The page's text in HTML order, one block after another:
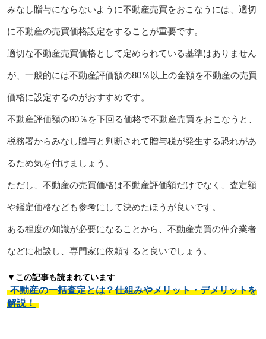
みなし贈与にならないように不動産売買をおこなうには、適切
に不動産の売買価格設定をすることが重要です。
適切な不動産売買価格として定められている基準はありません
が、一般的には不動産評価額の80％以上の金額を不動産の売買
価格に設定するのがおすすめです。
不動産評価額の80％を下回る価格で不動産売買をおこなうと、
税務署からみなし贈与と判断されて贈与税が発生する恐れがあ
るため気を付けましょう。
ただし、不動産の売買価格は不動産評価額だけでなく、査定額
や鑑定価格なども参考にして決めたほうが良いです。
ある程度の知識が必要になることから、不動産売買の仲介業者
などに相談し、専門家に依頼すると良いでしょう。
▼この記事も読まれています
不動産の一括査定とは？仕組みやメリット・デメリットを
解説！